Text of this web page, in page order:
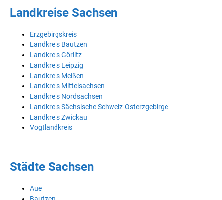
Landkreise Sachsen
Erzgebirgskreis
Landkreis Bautzen
Landkreis Görlitz
Landkreis Leipzig
Landkreis Meißen
Landkreis Mittelsachsen
Landkreis Nordsachsen
Landkreis Sächsische Schweiz-Osterzgebirge
Landkreis Zwickau
Vogtlandkreis
Städte Sachsen
Aue